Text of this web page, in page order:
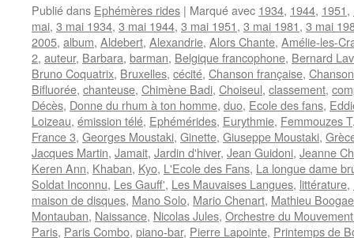
Publié dans Ephémères rides | Marqué avec 1934, 1944, 1951,
mai, 3 mai 1934, 3 mai 1944, 3 mai 1951, 3 mai 1981, 3 mai
2005, album, Aldebert, Alexandrie, Alors Chante, Amélie-les-
2, auteur, Barbara, barman, Belgique francophone, Bernard
Bruno Coquatrix, Bruxelles, cécité, Chanson française,
Bifluorée, chanteuse, Chimène Badi, Choiseul, classement,
Décès, Donne du rhum à ton homme, duo, Ecole des fans,
Loizeau, émission télé, Ephémérides, Eurythmie, Femmouzes T
France 3, Georges Moustaki, Ginette, Giuseppe Moustaki,
Jacques Martin, Jamait, Jardin d'hiver, Jean Guidoni, Jeanne
Keren Ann, Khaban, Kyo, L'Ecole des Fans, La longue dame
Soldat Inconnu, Les Gauff', Les Mauvaises Langues, littérature,
maison de disques, Mano Solo, Mario Chenart, Mathieu
Montauban, Naissance, Nicolas Jules, Orchestre du
Paris, Paris Combo, piano-bar, Pierre Lapointe, Printemps de